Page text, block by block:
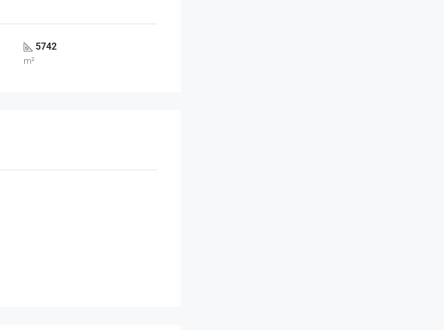
5742
m²